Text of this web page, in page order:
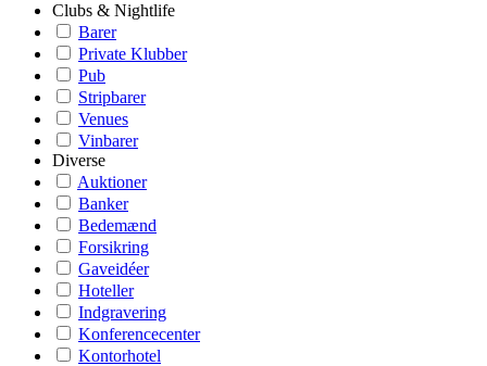
Clubs & Nightlife
Barer
Private Klubber
Pub
Stripbarer
Venues
Vinbarer
Diverse
Auktioner
Banker
Bedemænd
Forsikring
Gaveidéer
Hoteller
Indgravering
Konferencecenter
Kontorhotel